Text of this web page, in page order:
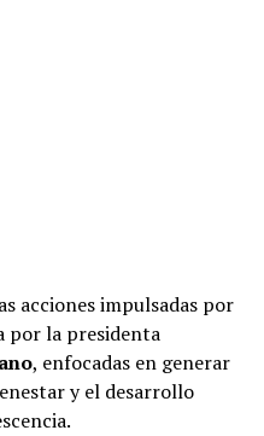
acciones impulsadas por
por la presidenta
, enfocadas en generar
y el desarrollo